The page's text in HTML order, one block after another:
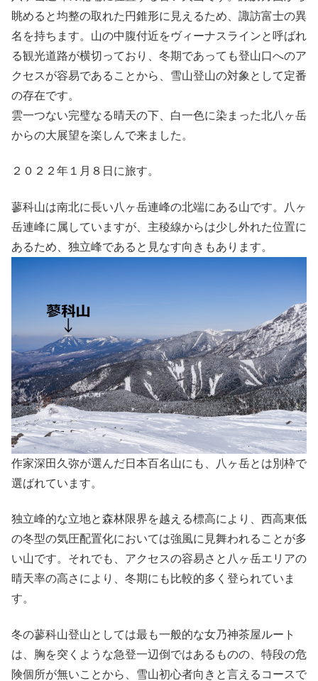
眺めると均整の取れた円錐形に見えるため、諏訪富士の異
名を持ちます。山の中腹付近をヴィーナスラインと呼ばれ
る観光道路が横切っており、冬期であっても登山口へのア
クセスが容易であることから、雪山登山の対象として定番
の存在です。
雲一つない完璧なる晴天の下、白一色に染まった北八ヶ岳
からの大展望を楽しんで来ました。
２０２２年１月８日に旅す。
蓼科山は南北に長い八ヶ岳連峰の北端にある山です。八ヶ
岳連峰に属していますが、主稜線からは少し外れた位置に
あるため、独立峰であると見なす向きもあります。
作家深田久弥が選んだ日本百名山にも、八ヶ岳とは別枠で
選ばれています。
独立峰的な立地と森林限界を越える標高により、西高東低
の冬型の気圧配置化においては強風に見舞われることが多
い山です。それでも、アクセスの容易さと八ヶ岳エリアの
晴天率の高さにより、冬期にも比較的多く登られていま
す。
冬の蓼科山登山としては最も一般的な女乃神茶屋ルート
は、胸を突くような急登一辺倒ではあるものの、特段の危
険個所が無いことから、雪山初心者向きと言えるコースで